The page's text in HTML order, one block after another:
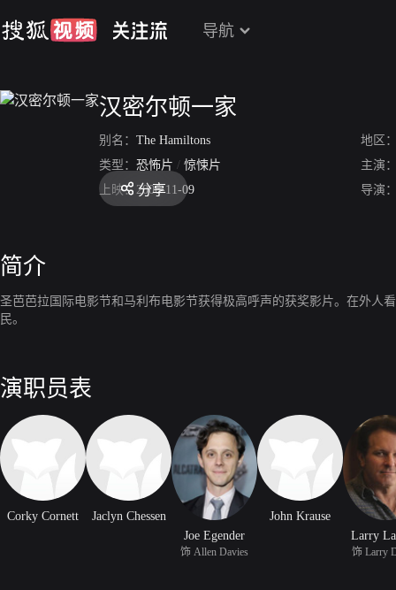
导航
汉密尔顿一家
别名： The Hamiltons
地区
类型： 恐怖片 / 惊悚片
主演
上映： 2006-11-09 导演
分享
简介
圣芭芭拉国际电影节和马利布电影节获得极高呼声的获奖影片。在外人
民。
演职员表
Corky Cornett
Jaclyn Chessen
Joe Egender
饰 Allen Davies
John Krause
Larry
饰 Larry